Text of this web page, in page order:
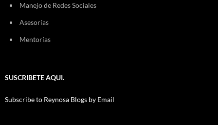
Manejo de Redes Sociales
Asesorías
Mentorías
SUSCRIBETE AQUI.
Subscribe to Reynosa Blogs by Email